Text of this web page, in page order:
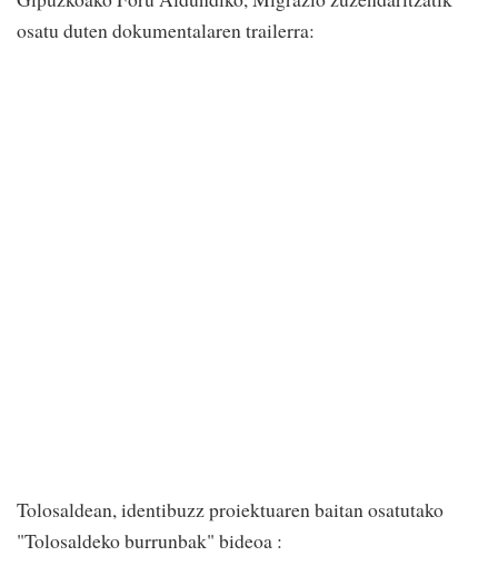
osatu duten dokumentalaren trailerra:
Tolosaldean, identibuzz proiektuaren baitan osatutako
"Tolosaldeko burrunbak" bideoa :